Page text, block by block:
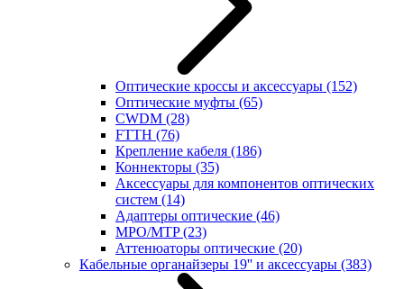
Оптические кроссы и аксессуары (152)
Оптические муфты (65)
CWDM (28)
FTTH (76)
Крепление кабеля (186)
Коннекторы (35)
Аксессуары для компонентов оптических
систем (14)
Адаптеры оптические (46)
MPO/MTP(23)
Аттенюаторы оптические (20)
Кабельные органайзеры 19'' и аксессуары (383)